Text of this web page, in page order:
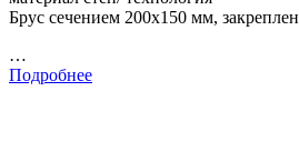
Брус сечением 200х150 мм, закреплен
…
Подробнее